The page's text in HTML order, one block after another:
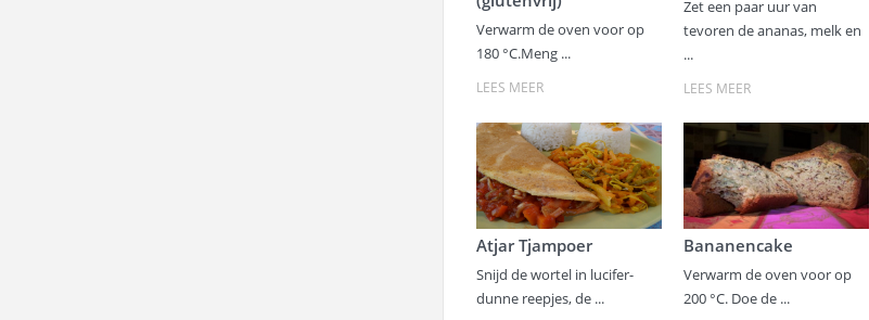
Verwarm de oven voor op
180 °C.Meng ...
LEES MEER
Zet een paar uur van
tevoren de ananas, melk en
...
LEES MEER
Atjar Tjampoer
Snijd de wortel in lucifer-
dunne reepjes, de ...
Bananencake
Verwarm de oven voor op
200 °C. Doe de ...